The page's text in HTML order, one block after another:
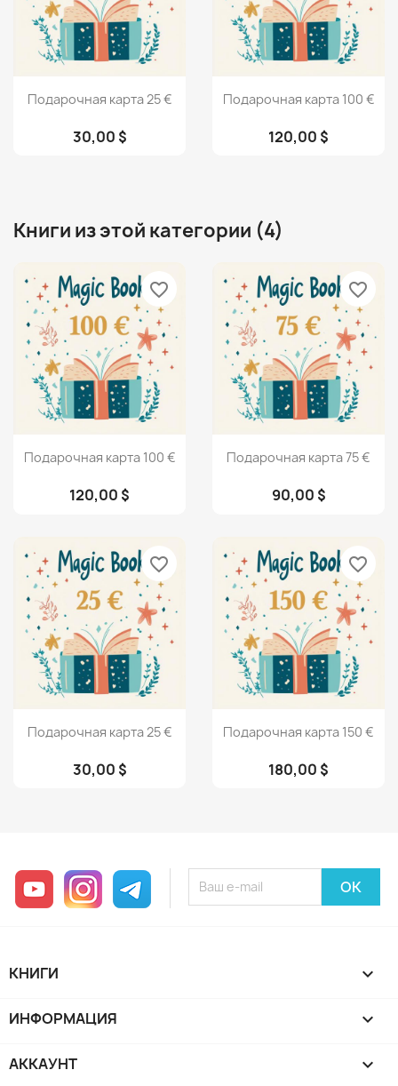
Просмотр
Подарочная карта 25 €
30,00 $
Просмотр
Подарочная карта 100 €
120,00 $
Книги из этой категории (4)
Просмотр
Подарочная карта 100 €
120,00 $
favorite_border
Просмотр
Подарочная карта 75 €
90,00 $
favorite_border
Просмотр
Подарочная карта 25 €
30,00 $
favorite_border
Просмотр
Подарочная карта 150 €
180,00 $
favorite_border
YouTube InstagramTelegram
КНИГИ 
ИНФОРМАЦИЯ 
АККАУНТ 